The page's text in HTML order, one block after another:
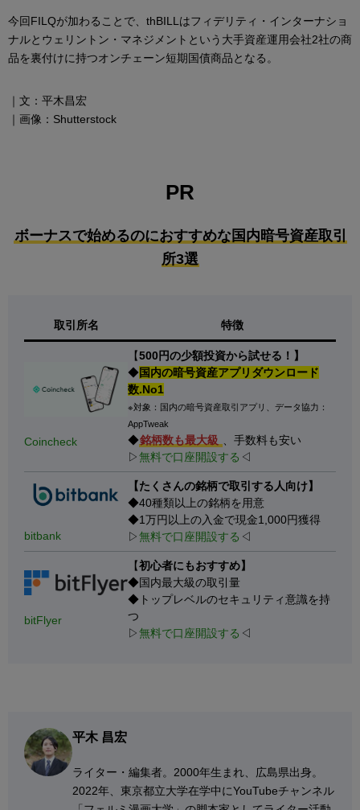
今回FILQが加わることで、thBILLはフィデリティ・インターナショ
ナルとウェリントン・マネジメントという大手資産運用会社2社の商
品を裏付けに持つオンチェーン短期国債商品となる。
｜文：平木昌宏
｜画像：Shutterstock
PR
ボーナスで始めるのにおすすめな国内暗号資産取引
所3選
取引所名 特徴
Coincheck
【500円の少額投資から試せる！】
◆国内の暗号資産アプリダウンロード
数.No1
※対象：国内の暗号資産取引アプリ、データ協力：
AppTweak
◆銘柄数も最大級 、手数料も安い
▷無料で口座開設する ◁
bitbank
【たくさんの銘柄で取引する人向け】
◆40種類以上の銘柄を用意
◆1万円以上の入金で現金1,000円獲得
▷無料で口座開設する ◁
bitFlyer
【初心者にもおすすめ】
◆国内最大級の取引量
◆トップレベルのセキュリティ意識を持
つ
▷無料で口座開設する ◁
平木 昌宏
ライター・編集者。2000年生まれ、広島県出身。
2022年、東京都立大学在学中にYouTubeチャンネル